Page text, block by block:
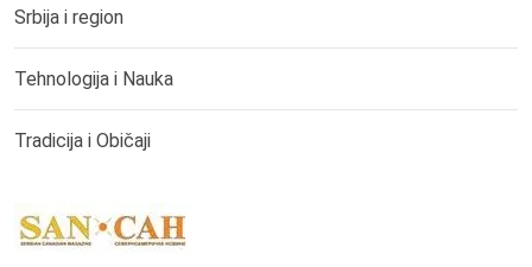
Srbija i region
Tehnologija i Nauka
Tradicija i Običaji